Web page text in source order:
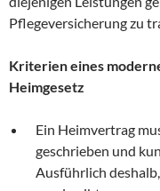
Pflegeversicherung zu
Kriterien eines
Heimgesetz
Ein Heimvertrag
geschrieben und
Ausführlich